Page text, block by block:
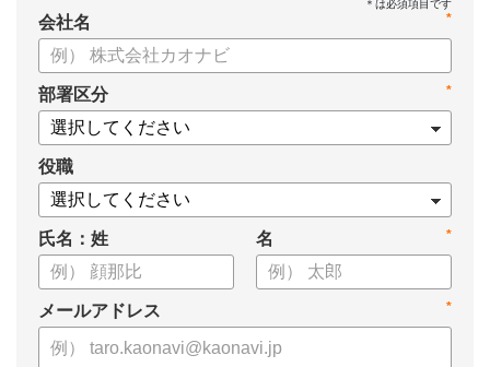
*
会社名
*
部署区分
役職
氏名：姓 *
名
*
メールアドレス